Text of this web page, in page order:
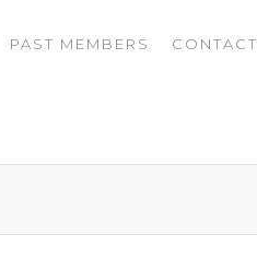
PAST MEMBERS CONTACT